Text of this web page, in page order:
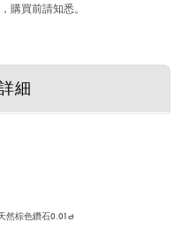
購買前請知悉。
細
然棕色鑽石0.01ct